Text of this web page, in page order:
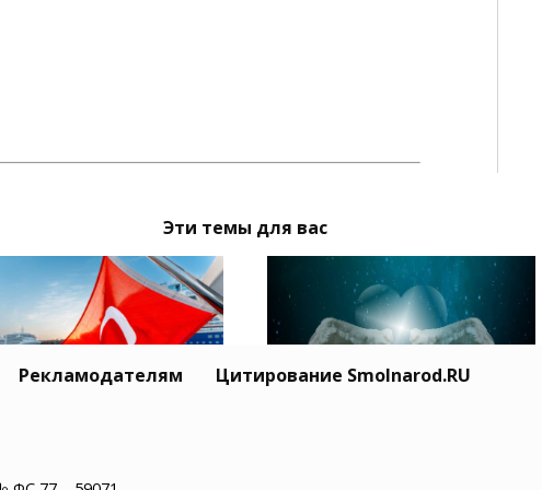
Эти темы для вас
Рекламодателям Цитирование Smolnarod.RU